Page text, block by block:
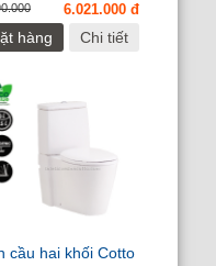
6.021.000 đ
hàng Chi tiết
cầu hai khối Cotto